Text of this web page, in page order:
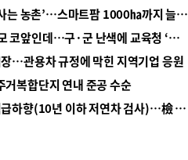
■ 경남 농정 비전 ‘잘 사는 농촌’…스마트팜 1000㏊까지 늘린다
■ 교육혁신선도지 공모 코앞인데…구·군 난색에 교육청 ‘쩔쩔’
…관용차 규정에 막힌 지역기업 응원
복합단지 연내 준공 수순
■ 검사 신분 버리고 직급하향(10년 이하 저연차 검사)…檢 중수청행 기피